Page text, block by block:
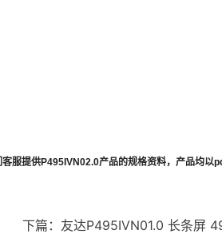
客服提供P495IVN02.0产品的规格资料，产品均以
下篇： 友达P495IVN01.0 长条屏